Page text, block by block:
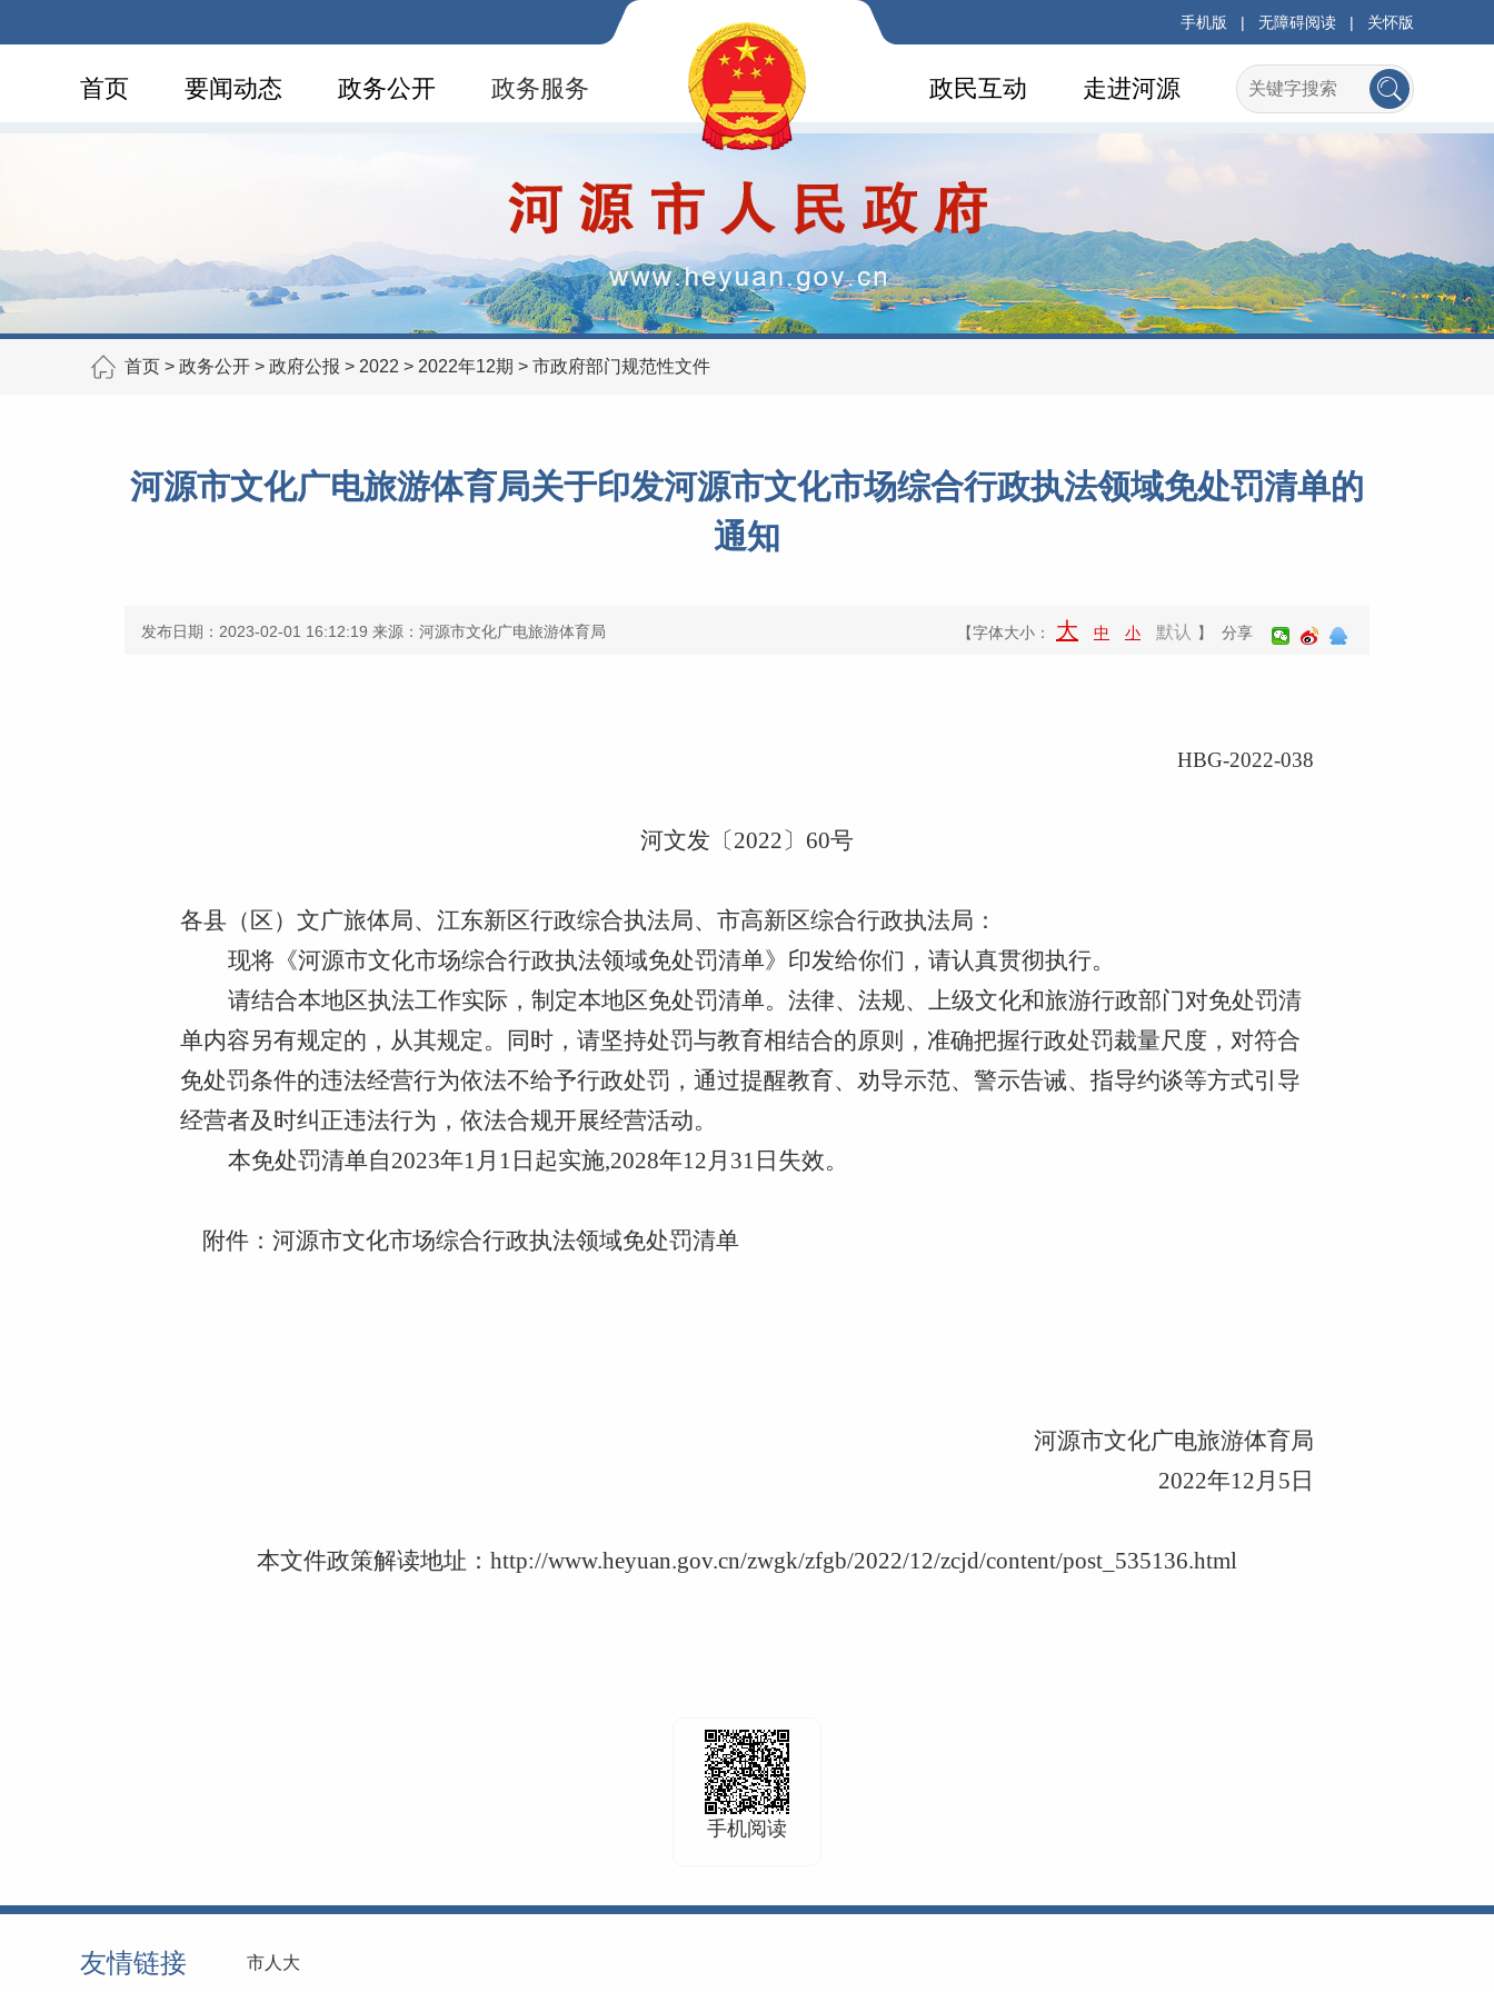
手机版 | 无障碍阅读 | 关怀版
首页 要闻动态 政务公开 政务服务 走进河源
政民互动
首页 > 政务公开 > 政府公报 > 2022 > 2022年12期 > 市政府部门规范性文件
河源市文化广电旅游体育局关于印发河源市文化市场综合行政执法领域免处罚清单的
通知
发布日期：2023-02-01 16:12:19 来源：河源市文化广电旅游体育局 【字体大小： 大 中 小 默认 】 分享
HBG-2022-038
河文发〔2022〕60号
各县（区）文广旅体局、江东新区行政综合执法局、市高新区综合行政执法局：
现将《河源市文化市场综合行政执法领域免处罚清单》印发给你们，请认真贯彻执行。
请结合本地区执法工作实际 ，制定本地区免处罚清单。法律、法规、上级文化和旅游行政部门对免处罚清
单内容另有规定的，从其规定。同时，请坚持处罚与教育相结合的原则，准确把握行政处罚裁量尺度，对符合
免处罚条件的违法经营行为依法不给予行政处罚，通过提醒教育、劝导示范、警示告诫、指导约谈等方式引导
经营者及时纠正违法行为，依法合规开展经营活动。
本免处罚清单自2023年1月1日起实施,2028年12月31日失效。
附件： 河源市文化市场综合行政执法领域免处罚清单
河源市文化广电旅游体育局
2022年12月5日
本文件政策解读地址： http://www.heyuan.gov.cn/zwgk/zfgb/2022/12/zcjd/content/post_535136.html
手机阅读
友情链接 市人大